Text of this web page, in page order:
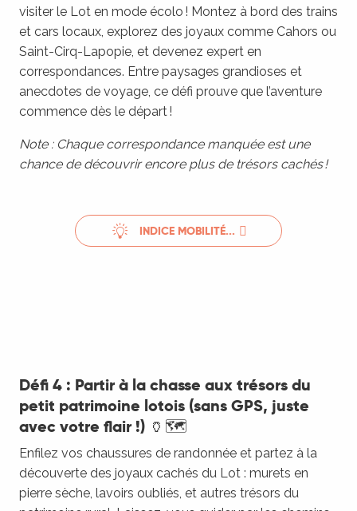
visiter le Lot en mode écolo ! Montez à bord des trains
et cars locaux, explorez des joyaux comme Cahors ou
Saint-Cirq-Lapopie, et devenez expert en
correspondances. Entre paysages grandioses et
anecdotes de voyage, ce défi prouve que l’aventure
commence dès le départ !
Note : Chaque correspondance manquée est une
chance de découvrir encore plus de trésors cachés !
INDICE MOBILITÉ...
Défi 4 : Partir à la chasse aux trésors du
petit patrimoine lotois (sans GPS, juste
avec votre flair !) 🏺🗺️
Enfilez vos chaussures de randonnée et partez à la
découverte des joyaux cachés du Lot : murets en
pierre sèche, lavoirs oubliés, et autres trésors du